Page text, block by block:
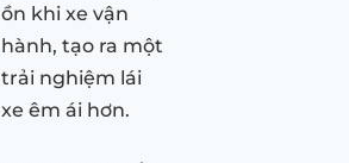
ồn khi xe vận
hành, tạo ra một
trải nghiệm lái
xe êm ái hơn.